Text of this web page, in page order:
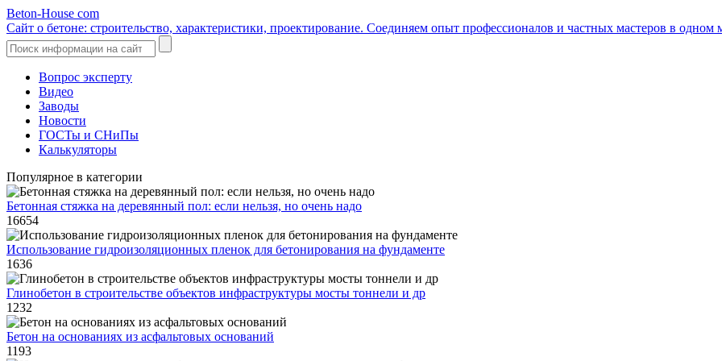
Beton-House com
Сайт о бетоне: строительство, характеристики, проектирование. Соединяем опыт профессионалов и частных мастеров в одном
Вопрос эксперту
Видео
Заводы
Новости
ГОСТы и СНиПы
Калькуляторы
Популярное в категории
Бетонная стяжка на деревянный пол: если нельзя, но очень надо
16654
Использование гидроизоляционных пленок для бетонирования на фундаменте
1636
Глинобетон в строительстве объектов инфраструктуры мосты тоннели и др
1232
Бетон на основаниях из асфальтовых оснований
1193